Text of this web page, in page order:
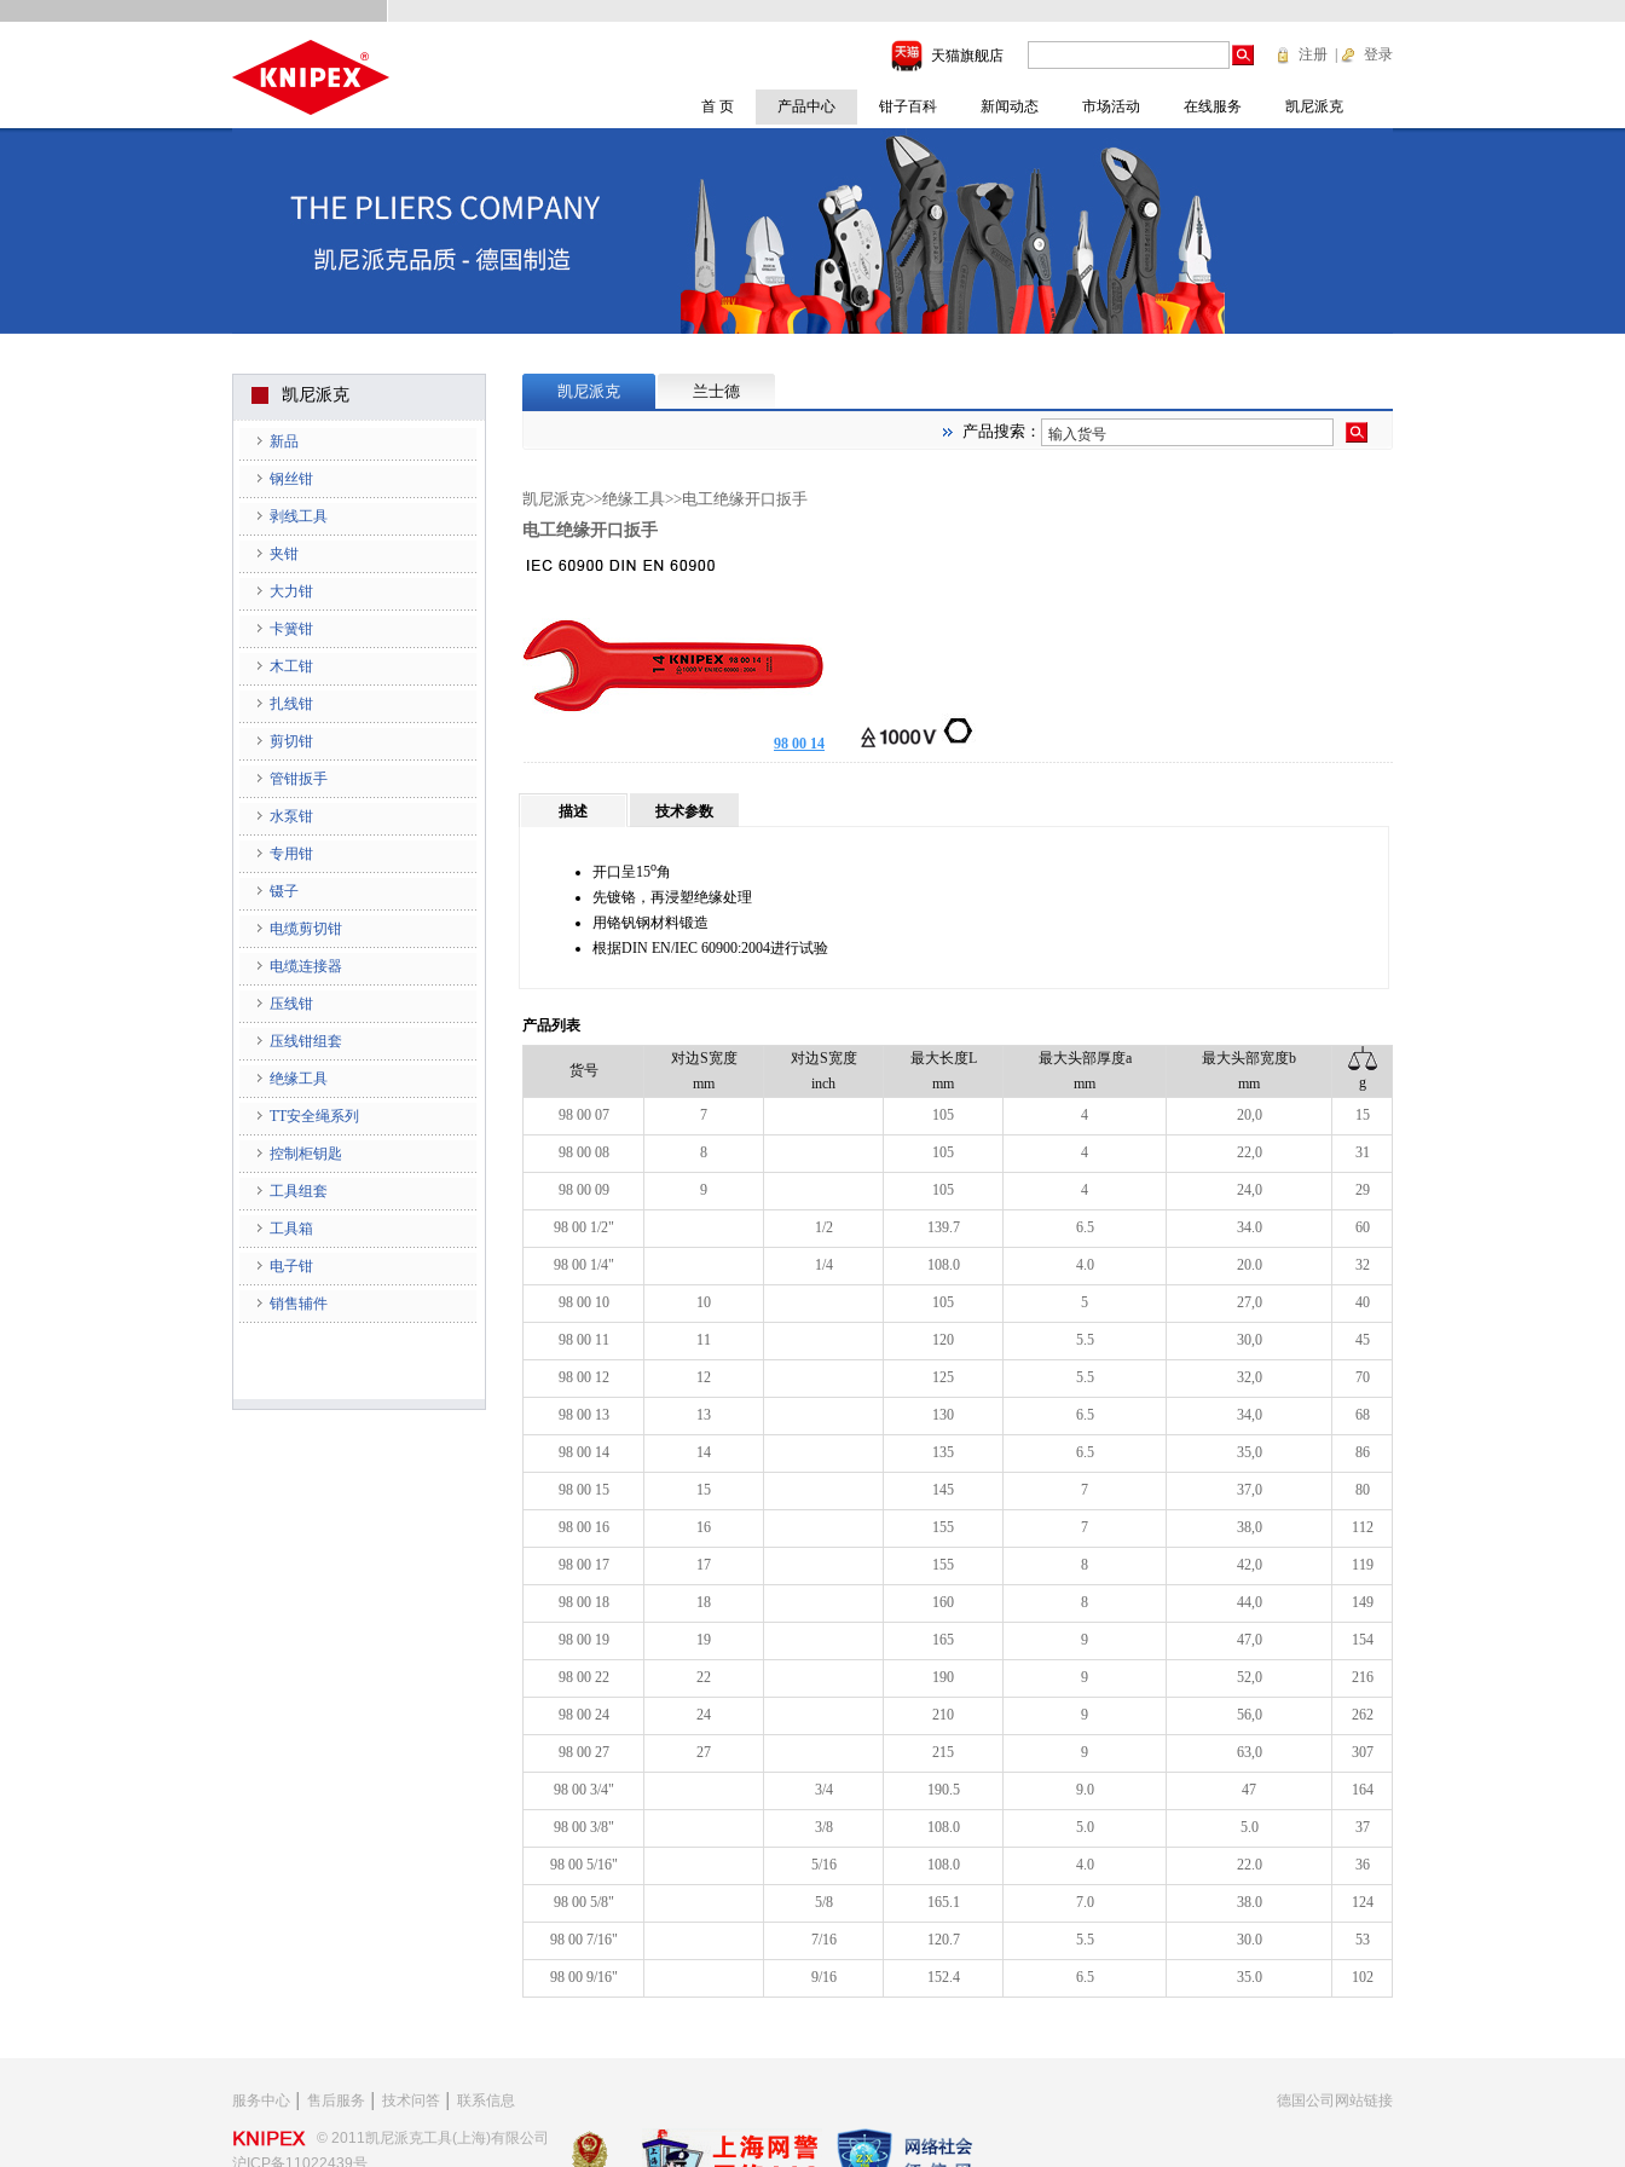
天猫旗舰店 注册 登录
首 页 产品中心 钳子百科 新闻动态 市场活动 在线服务 凯尼派克
凯尼派克
新品
钢丝钳
剥线工具
夹钳
大力钳
卡簧钳
木工钳
扎线钳
剪切钳
管钳扳手
水泵钳
专用钳
镊子
电缆剪切钳
电缆连接器
压线钳
压线钳组套
绝缘工具
TT安全绳系列
控制柜钥匙
工具组套
工具箱
电子钳
销售辅件
凯尼派克 兰士德
产品搜索：
凯尼派克>>绝缘工具>>电工绝缘开口扳手
电工绝缘开口扳手
98 00 14
描述 技术参数
开口呈15o角
先镀铬，再浸塑绝缘处理
用铬钒钢材料锻造
根据DIN EN/IEC 60900:2004进行试验
产品列表
货号
对边S宽度
mm
对边S宽度
inch
最大长度L
mm
最大头部厚度a
mm
最大头部宽度b
mm
g
98 00 07
7 105 4 20,0 15
98 00 08 8 105 4 22,0 31
98 00 09 9 105 4 24,0 29
98 00 1/2" 1/2 139.7 6.5 34.0 60
98 00 1/4" 1/4 108.0 4.0 20.0 32
98 00 10 10 105 5 27,0 40
98 00 11 11 120 5.5 30,0 45
98 00 12 12 125 5.5 32,0 70
98 00 13 13 130 6.5 34,0 68
98 00 14 14 135 6.5 35,0 86
98 00 15 15 145 7 37,0 80
98 00 16 16 155 7 38,0 112
98 00 17 17 155 8 42,0 119
98 00 18 18 160 8 44,0 149
98 00 19 19 165 9 47,0 154
98 00 22 22 190 9 52,0 216
98 00 24 24 210 9 56,0 262
98 00 27 27 215 9 63,0 307
98 00 3/4" 3/4 190.5 9.0 47 164
98 00 3/8" 3/8 108.0 5.0 5.0 37
98 00 5/16" 5/16 108.0 4.0 22.0 36
98 00 5/8" 5/8 165.1 7.0 38.0 124
98 00 7/16" 7/16 120.7 5.5 30.0 53
98 00 9/16" 9/16 152.4 6.5 35.0 102
服务中心 售后服务 技术问答 联系信息 德国公司网站链接
© 2011凯尼派克工具(上海)有限公司
沪ICP备11022439号